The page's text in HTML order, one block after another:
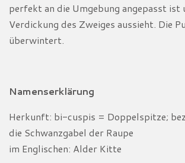
perfekt an die Umgebung angepasst ist
Verdickung des Zweiges aussieht. Die
überwintert.
Namenserklärung
Herkunft: bi-cuspis = Doppelspitze;
die Schwanzgabel der Raupe
im Englischen: Alder Kitte